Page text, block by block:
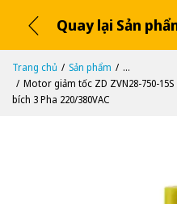
Quay lại Sản
Trang chủ Sản phẩm
...
Motor giảm tốc ZD ZVN28-750-15S
bích 3 Pha 220/380VAC